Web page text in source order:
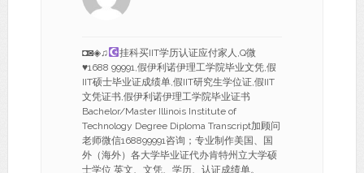
◘◙◈♫
挂科买IIT学历认证应付家人,Q微
♥1688 99991,假伊利诺伊理工学院毕业文凭,假
IIT硕士毕业证成绩单,假IIT研究生学位证,假IIT
文凭证书,假伊利诺伊理工学院毕业证书
Bachelor/Master Illinois Institute of
Technology Degree Diploma Transcript加顾问
老师微信168899991咨询；专业制作美国、国
外（海外）各大学毕业证代办肯特州立大学硕
士学位 英文、文凭、学历、认证成绩单。